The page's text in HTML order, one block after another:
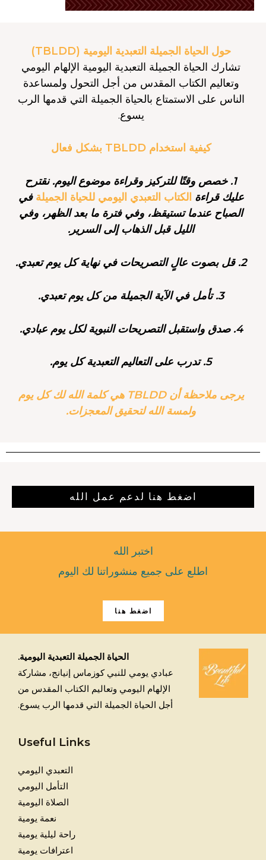
حول الحياة الجميلة التعبدية اليومية (TBLDD)
تشارك الحياة الجميلة التعبدية اليومية الإلهام اليومي
وتعاليم الكتاب المقدس من أجل التحول ولمساعدة
الناس على الاستمتاع بالحياة الجميلة التي قدمها الرب
يسوع.
كيفية استخدام TBLDD بشكل فعال
1. خصص وقتًا للتركيز وقراءة موضوع اليوم. نقترح
عليك قراءةالكتاب التعبدي اليومي للحياة الجميلةفي
الصباح عندما تستيقظ، وفي فترة ما بعد الظهر، وفي
الليل قبل الذهاب إلى السرير.
يرجى ملاحظة أن TBLDD هي كلمة الله لك كل يوم
ولمسة الله لتحقيق المعجزات.
اضغط هنا لدعم عمل الله
اختبر الله
اطلع على جميع منشوراتنا لك اليوم
اضغط هنا
الحياة الجميلة التعبدية اليومية.
عبادي يومي للنبي كوزماس إنيانج، مشاركة
الإلهام اليومي وتعاليم الكتاب المقدس من
أجل الحياة الجميلة التي قدمها الرب يسوع.
Useful Links
التعبدي اليومي
التأمل اليومي
الصلاة اليومية
نعمة يومية
راحة ليلية يومية
اعترافات يومية